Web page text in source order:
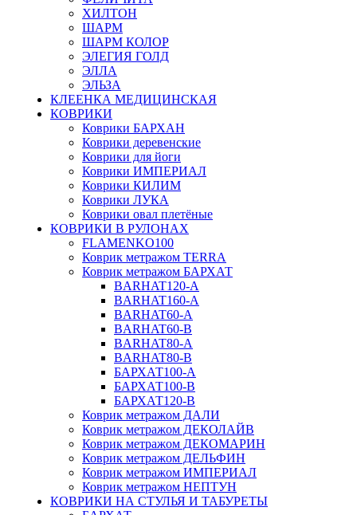
ХИЛТОН
ШАРМ
ШАРМ КОЛОР
ЭЛЕГИЯ ГОЛД
ЭЛЛА
ЭЛЬЗА
КЛЕЕНКА МЕДИЦИНСКАЯ
КОВРИКИ
Коврики БАРХАН
Коврики деревенские
Коврики для йоги
Коврики ИМПЕРИАЛ
Коврики КИЛИМ
Коврики ЛУКА
Коврики овал плетёные
КОВРИКИ В РУЛОНАХ
FLAMENKO100
Коврик метражом TERRA
Коврик метражом БАРХАТ
BARHAT120-A
BARHAT160-A
BARHAT60-A
BARHAT60-B
BARHAT80-A
BARHAT80-B
БАРХАТ100-A
БАРХАТ100-B
БАРХАТ120-B
Коврик метражом ДАЛИ
Коврик метражом ДЕКОЛАЙВ
Коврик метражом ДЕКОМАРИН
Коврик метражом ДЕЛЬФИН
Коврик метражом ИМПЕРИАЛ
Коврик метражом НЕПТУН
КОВРИКИ НА СТУЛЬЯ И ТАБУРЕТЫ